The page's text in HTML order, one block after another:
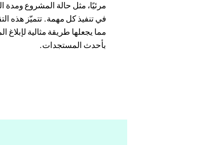
مرئيًا، مثل حالة المشروع
في تنفيذ كل مهمة. تتميّز هذه
مما يجعلها طريقة مثالية
بأحدث المستجدات.